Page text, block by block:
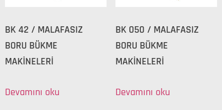
BK 42 / MALAFASIZ
BORU BÜKME
MAKİNELERİ
Devamını oku
BK 050 / MALAFASIZ
BORU BÜKME
MAKİNELERİ
Devamını oku